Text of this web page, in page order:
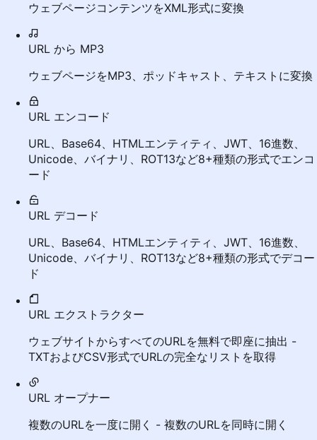
ウェブページコンテンツをXML形式に変換
URL から MP3
ウェブページをMP3、ポッドキャスト、テキストに変換
URL エンコード
URL、Base64、HTMLエンティティ、JWT、16進数、
Unicode、バイナリ、ROT13など8+種類の形式でエンコ
ード
URL デコード
URL、Base64、HTMLエンティティ、JWT、16進数、
Unicode、バイナリ、ROT13など8+種類の形式でデコー
ド
URL エクストラクター
ウェブサイトからすべてのURLを無料で即座に抽出 -
TXTおよびCSV形式でURLの完全なリストを取得
URL オープナー
複数のURLを一度に開く - 複数のURLを同時に開く